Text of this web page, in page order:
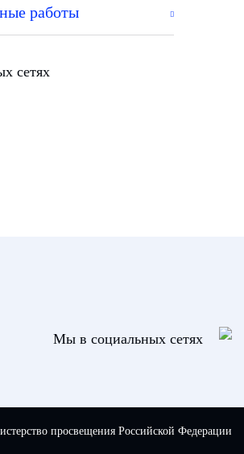
работы
сетях
Мы в социальных сетях
просвещения Российской Федерации